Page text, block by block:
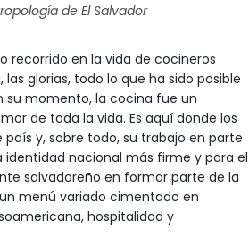
de El Salvador
recorrido en la vida de cocineros
glorias, todo lo que ha sido posible
su momento, la cocina fue un
de toda la vida. Es aquí donde los
y, sobre todo, su trabajo en parte
nacional más firme y para el
salvadoreño en formar parte de la
menú variado cimentado en
hospitalidad y